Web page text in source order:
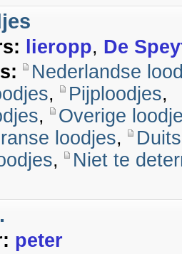
lieropp, De
Nederlandse
, Pijploodjes,
,
Overige
loodjes,
,
Niet te
peter